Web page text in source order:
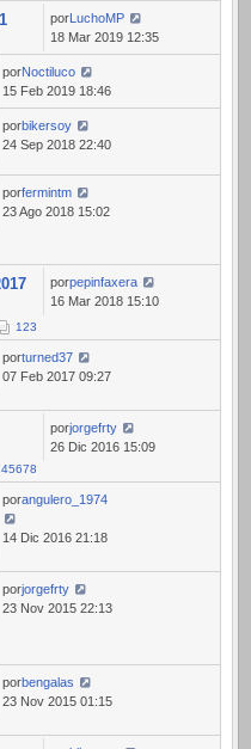
porLuchoMP
18 Mar 2019 12:35
porNoctiluco
15 Feb 2019 18:46
porbikersoy
24 Sep 2018 22:40
porfermintm
23 Ago 2018 15:02
123
porpepinfaxera
16 Mar 2018 15:10
porturned37
07 Feb 2017 09:27
45678
porjorgefrty
26 Dic 2016 15:09
porangulero_1974
14 Dic 2016 21:18
porjorgefrty
23 Nov 2015 22:13
porbengalas
23 Nov 2015 01:15